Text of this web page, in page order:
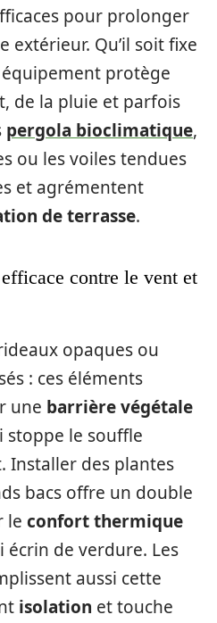
pour prolonger
extérieur. Qu’il soit fixe
protège
de la pluie et parfois
pergola bioclimatique,
ou les voiles tendues
et agrémentent
de terrasse.
contre le vent et
opaques ou
: ces éléments
une barrière végétale
stoppe le souffle
Installer des plantes
bacs offre un double
le confort thermique
de verdure. Les
aussi cette
isolation et touche